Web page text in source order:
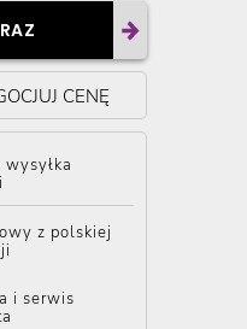
CENĘ
z polskiej
i serwis